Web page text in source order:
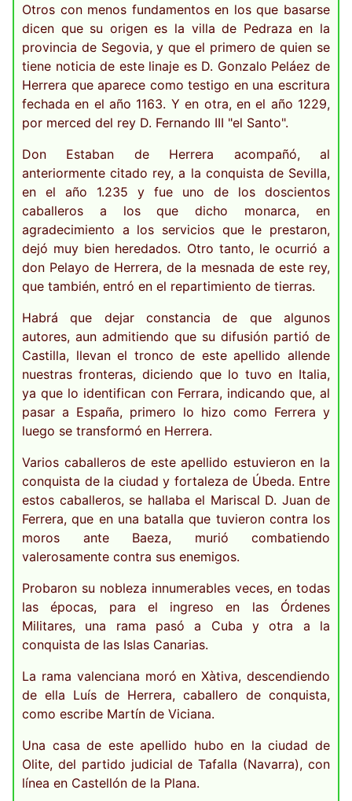
Otros con menos fundamentos en los que basarse
dicen que su origen es la villa de Pedraza en la
provincia de Segovia, y que el primero de quien se
tiene noticia de este linaje es D. Gonzalo Peláez de
Herrera que aparece como testigo en una escritura
fechada en el año 1163. Y en otra, en el año 1229,
por merced del rey D. Fernando III "el Santo".
Don Estaban de Herrera acompañó, al
anteriormente citado rey, a la conquista de Sevilla,
en el año 1.235 y fue uno de los doscientos
caballeros a los que dicho monarca, en
agradecimiento a los servicios que le prestaron,
dejó muy bien heredados. Otro tanto, le ocurrió a
don Pelayo de Herrera, de la mesnada de este rey,
que también, entró en el repartimiento de tierras.
Habrá que dejar constancia de que algunos
autores, aun admitiendo que su difusión partió de
Castilla, llevan el tronco de este apellido allende
nuestras fronteras, diciendo que lo tuvo en Italia,
ya que lo identifican con Ferrara, indicando que, al
pasar a España, primero lo hizo como Ferrera y
luego se transformó en Herrera.
Varios caballeros de este apellido estuvieron en la
conquista de la ciudad y fortaleza de Úbeda. Entre
estos caballeros, se hallaba el Mariscal D. Juan de
Ferrera, que en una batalla que tuvieron contra los
moros ante Baeza, murió combatiendo
valerosamente contra sus enemigos.
Probaron su nobleza innumerables veces, en todas
las épocas, para el ingreso en las Órdenes
Militares, una rama pasó a Cuba y otra a la
conquista de las Islas Canarias.
La rama valenciana moró en Xàtiva, descendiendo
de ella Luís de Herrera, caballero de conquista,
como escribe Martín de Viciana.
Una casa de este apellido hubo en la ciudad de
Olite, del partido judicial de Tafalla (Navarra), con
línea en Castellón de la Plana.